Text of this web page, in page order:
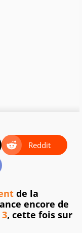
Reddit
de la
encore de
, cette fois sur